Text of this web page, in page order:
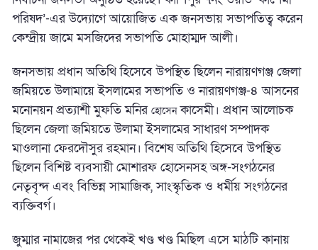
পরিষদ’-এর উদ্যোগে আয়োজিত এক জনসভায় সভাপতিত্ব করেন
কেন্দ্রীয় জামে মসজিদের সভাপতি মোহাম্মদ আলী।
জনসভায় প্রধান অতিথি হিসেবে উপস্থিত ছিলেন নারায়ণগঞ্জ জেলা
জমিয়তে উলামায়ে ইসলামের সভাপতি ও নারায়ণগঞ্জ-৪ আসনের
মনোনয়ন প্রত্যাশী মুফতি মনির হোসেনকাসেমী। প্রধান আলোচক
ছিলেন জেলা জমিয়তে উলামা ইসলামের সাধারণ সম্পাদক
মাওলানা ফেরদৌসুর রহমান। বিশেষ অতিথি হিসেবে উপস্থিত
ছিলেন বিশিষ্ট ব্যবসায়ী মোশারফ হোসেনসহ অঙ্গ-সংগঠনের
নেতৃবৃন্দ এবং বিভিন্ন সামাজিক, সাংস্কৃতিক ও ধর্মীয় সংগঠনের
ব্যক্তিবর্গ।
জুম্মার নামাজের পর থেকেই খণ্ড খণ্ড মিছিল এসে মাঠটি কানায়